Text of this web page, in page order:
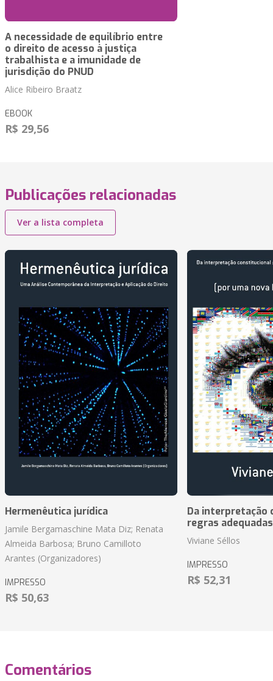
A necessidade de equilíbrio entre
o direito de acesso à justiça
trabalhista e a imunidade de
jurisdição do PNUD
Alice Ribeiro Braatz
EBOOK
R$ 29,56
Publicações relacionadas
Ver a lista completa
Hermenêutica jurídica
Jamile Bergamaschine Mata Diz; Renata
Almeida Barbosa; Bruno Camilloto
Arantes (Organizadores)
IMPRESSO
R$ 50,63
Da interpretação
regras
Viviane Séllos
IMPRESSO
R$ 52,31
Comentários